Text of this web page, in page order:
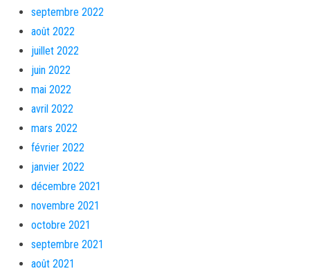
septembre 2022
août 2022
juillet 2022
juin 2022
mai 2022
avril 2022
mars 2022
février 2022
janvier 2022
décembre 2021
novembre 2021
octobre 2021
septembre 2021
août 2021